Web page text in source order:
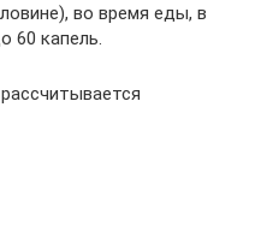
во время еды, в
60 капель.